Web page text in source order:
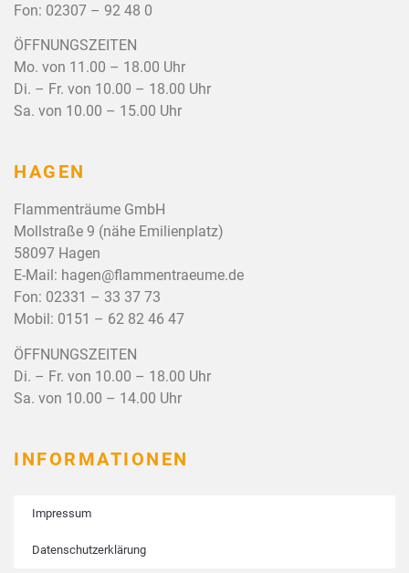
Fon: 02307 – 92 48 0
ÖFFNUNGSZEITEN
Mo. von 11.00 – 18.00 Uhr
Di. – Fr. von 10.00 – 18.00 Uhr
Sa. von 10.00 – 15.00 Uhr
HAGEN
Flammenträume GmbH
Mollstraße 9 (nähe Emilienplatz)
58097 Hagen
E-Mail: hagen@flammentraeume.de
Fon: 02331 – 33 37 73
Mobil: 0151 – 62 82 46 47
ÖFFNUNGSZEITEN
Di. – Fr. von 10.00 – 18.00 Uhr
Sa. von 10.00 – 14.00 Uhr
INFORMATIONEN
Impressum
Datenschutzerklärung